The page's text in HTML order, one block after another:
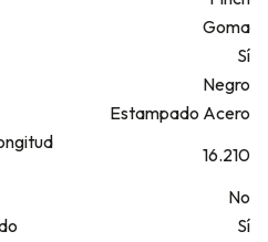
Goma
Sí
Negro
Estampado Acero
16.210
No
Sí